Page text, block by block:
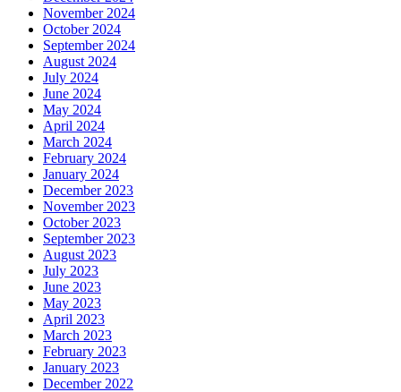
November 2024
October 2024
September 2024
August 2024
July 2024
June 2024
May 2024
April 2024
March 2024
February 2024
January 2024
December 2023
November 2023
October 2023
September 2023
August 2023
July 2023
June 2023
May 2023
April 2023
March 2023
February 2023
January 2023
December 2022